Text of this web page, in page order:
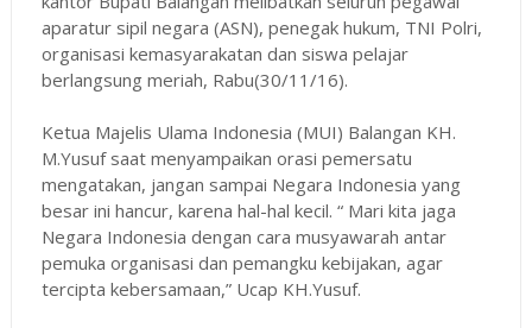
aparatur sipil negara (ASN), penegak hukum, TNI Polri,
organisasi kemasyarakatan dan siswa pelajar
berlangsung meriah, Rabu(30/11/16).
Ketua Majelis Ulama Indonesia (MUI) Balangan KH.
M.Yusuf saat menyampaikan orasi pemersatu
mengatakan, jangan sampai Negara Indonesia yang
besar ini hancur, karena hal-hal kecil. “ Mari kita jaga
Negara Indonesia dengan cara musyawarah antar
pemuka organisasi dan pemangku kebijakan, agar
tercipta kebersamaan,” Ucap KH.Yusuf.